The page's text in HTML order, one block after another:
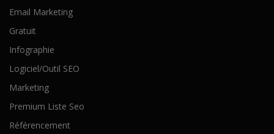
Email Marketing
Gratuit
Infographie
Logiciel/Outil SEO
Marketing
Premium Liste Seo
Référencement